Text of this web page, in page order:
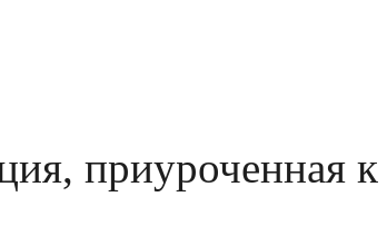
приуроченная